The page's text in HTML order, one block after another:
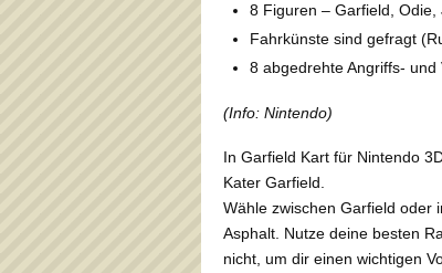
8 Figuren – Garfield,
Fahrkünste sind gefragt
8 abgedrehte Angriffs- und
(Info: Nintendo)
In Garfield Kart für Nintendo
Kater Garfield.
Wähle zwischen Garfield oder
Asphalt. Nutze deine besten
nicht, um dir einen wichtigen